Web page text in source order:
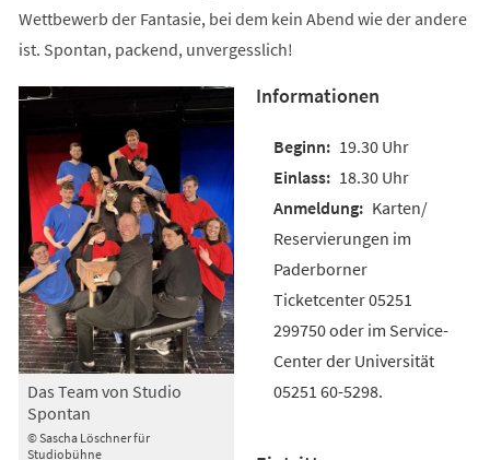
Wettbewerb der Fantasie, bei dem kein Abend wie der andere
ist. Spontan, packend, unvergesslich!
© Sascha Löschner für
Studiobühne
Das Team von Studio
Spontan
Informationen
19.30 Uhr
18.30 Uhr
Karten/
Reservierungen im
Paderborner
Ticketcenter 05251
299750 oder im Service-
Center der Universität
05251 60-5298.